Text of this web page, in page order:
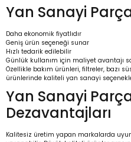
Yan Sanayi
Daha ekonomik fiyatlıdır
Geniş ürün seçeneği sunar
Hızlı tedarik edilebilir
Günlük kullanım için maliyet avantajı
Özellikle bakım ürünleri, filtreler, bazı
ürünlerinde kaliteli yan sanayi
Yan Sanayi
Dezavantajları
Kalitesiz üretim yapan markalarda